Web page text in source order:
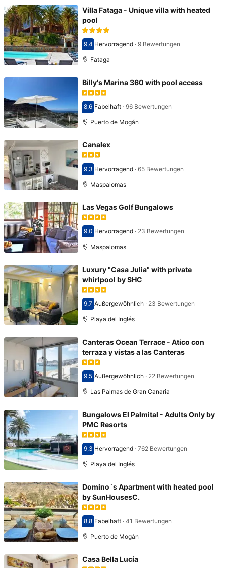
Villa Fataga - Unique villa with heated
pool
Bewertet mit 9,4
9,4 Hervorragend· 9 Bewertungen
Fataga
Billy's Marina 360 with pool access
Bewertet mit 8,6
8,6 Fabelhaft· 96 Bewertungen
Puerto de Mogán
Canalex
Bewertet mit 9,3
9,3 Hervorragend· 65 Bewertungen
Maspalomas
Las Vegas Golf Bungalows
Bewertet mit 9,0
9,0 Hervorragend· 23 Bewertungen
Maspalomas
Luxury "Casa Julia" with private
whirlpool by SHC
Bewertet mit 9,7
9,7 Außergewöhnlich· 23 Bewertungen
Playa del Inglés
Canteras Ocean Terrace - Atico con
terraza y vistas a las Canteras
Bewertet mit 9,5
9,5 Außergewöhnlich· 22 Bewertungen
Las Palmas de Gran Canaria
Bungalows El Palmital - Adults Only by
PMC Resorts
Bewertet mit 9,3
9,3 Hervorragend· 762 Bewertungen
Playa del Inglés
Domino´s Apartment with heated pool
by SunHousesC.
Bewertet mit 8,8
8,8 Fabelhaft· 41 Bewertungen
Puerto de Mogán
Casa Bella Lucía